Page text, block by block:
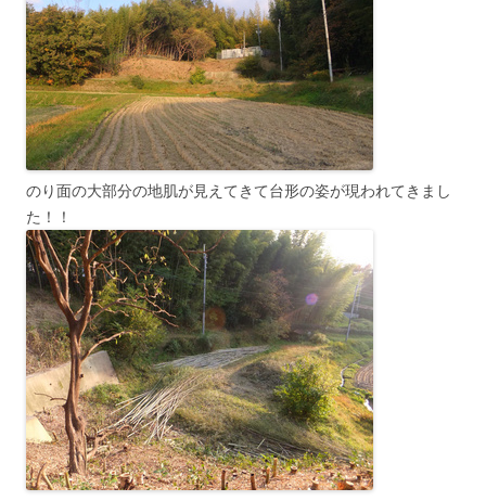
のり面の大部分の地肌が見えてきて台形の姿が現われてきまし
た！！